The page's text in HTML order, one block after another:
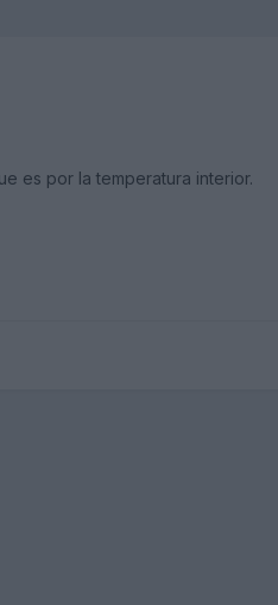
es por la temperatura interior.